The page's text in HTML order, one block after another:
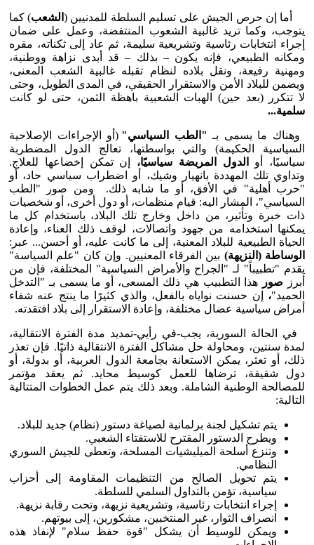
أما إن حرص الجيش على تسليم السلطة للمدنيين ( الشعب) كما
يتوجب، وكما تريد غالبية الشعوب المنتفضة، وعمل على ضمان
إجراء انتخابات رئاسية وتشريعية سليمة، ثم عاد إلى ثكناته، مقره
ومكانه الطبيعي، فإنه يكون – بذلك – قد أبدى نزاهة ووطنية،
ومهنية رفيعة، ونقل بلاده لنظام تقبله غالبية الشعب المعنى،
ويضمن للبلاد الأمن والاستقرار الحقيقي، في المدى الطويل، وحتى
لا تتكرر (بعد حين) الهبات الشعبية باهظة الثمن، حتى لو كانت
سلمية...
وهناك ما يسمى بـ "الطب السياسي" (أو الإجراءات الإصلاحية
السياسية الحكيمة) والتي بواسطتها، تعالج الدول المضطربة
سياسيًا، أو
الدول المريضة سياسيًا، إن تمكن إخضاعها للعلاج.
وتداوي تلك المهددة بانهيار وشيك، أو اضطراب سياسي حاد، أو
"حرب أهلية" في الأفق، أو ما شابه ذلك. ومن صور "الطب
السياسي"، المشار اليه: قيام منظمات، أو دول أخرى، أو شخصيات
ذات خبرة وتأثير، من داخل وخارج تلك البلاد، باستخدام كل ما
يمكنها استخدامه من جهود واتصالات، لوقف ذلك العناء، وإعادة
الحياة الطبيعية للبلاد المعنية، إلى ما كانت عليه، أو أحسن... عبر:
الوساطة (النزيهة) بين الفرقاء المعنيين. وإن كان "علم السياسة"
يقدم "تطبيباً" لـ "الجراح والأمراض السياسية" المختلفة، فإن من
أبرز صور هذا التطبيب هي ذلك المسعى، أو ما يسمى بـ "التدخل
الحميد"،
إن حسنت نواياه بالفعل، والذي كثيرًا ما ينتج عنه شفاء
أمراض سياسية عضال مختلفة، وإعادة الاستقرار إلى بلاد افتقدته.
في الحالة السورية، يجب-في رأيي-تمديد مدة الفترة الانتقالية،
لمدة سنتين، ومحاولة حل مشاكل الفترة الانتقالية ذاتيًا. فإن تعذر
ذلك، أو تعثر، يمكن الاستعانة بجامعة الدول العربية، أو بدولة، أو
دول شقيقة، ترضاها للعمل كوسيط محايد. ثم يعقد مؤتمر
للمصالحة الوطنية الشاملة. وبعد ذلك يتم عمل الخطوات المتتالية
التالية:
يتم تشكيل لجنة برلمانية لصياغة دستور (نظام) جديد للبلاد.
ويطرح الدستور المقترح للاستفتاء الشعبي.
وتنزع أسلحة الميليشيات المسلحة، وتعطى للجيش السوري
النظامي.
يتم تحويل الصالح من التنظيمات المقاومة إلى أحزاب
سياسية، تؤمن بالتداول السلمي للسلطة.
إجراء انتخابات رئاسية، وتشريعية نزيهة، وتحت رقابة نزيهة.
انصراف الثوار، غير المنتخبين، مشكورين، إلى بيوتهم.
ويمكن للوسيط أن يشكل "قوة حفظ سلام" لإنفاذ هذه